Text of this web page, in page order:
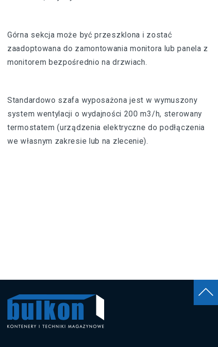
Górna sekcja może być przeszklona i zostać
zaadoptowana do zamontowania monitora lub panela z
monitorem bezpośrednio na drzwiach.
Standardowo szafa wyposażona jest w wymuszony
system wentylacji o wydajności 200 m3/h, sterowany
termostatem (urządzenia elektryczne do podłączenia
we własnym zakresie lub na zlecenie).